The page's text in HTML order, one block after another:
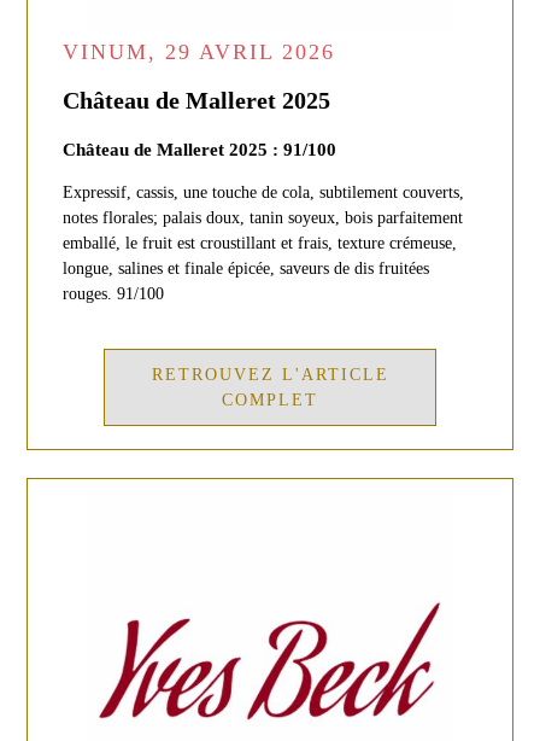
VINUM, 29 AVRIL 2026
Château de Malleret 2025
Château de Malleret 2025 : 91/100
Expressif, cassis, une touche de cola, subtilement couverts,
notes florales; palais doux, tanin soyeux, bois parfaitement
emballé, le fruit est croustillant et frais, texture crémeuse,
longue, salines et finale épicée, saveurs de dis fruitées
rouges. 91/100
RETROUVEZ L'ARTICLE
COMPLET